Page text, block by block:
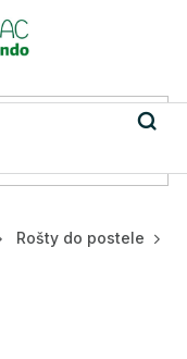
Rošty do postele